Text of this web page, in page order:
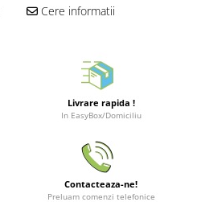
Cere informatii
Livrare rapida !
In EasyBox/Domiciliu
Contacteaza-ne!
Preluam comenzi telefonice